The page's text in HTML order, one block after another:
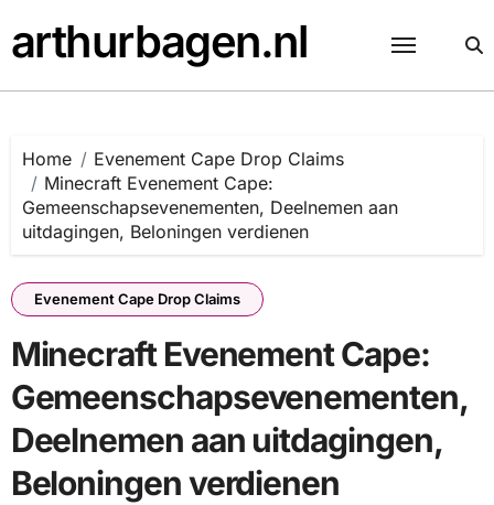
to
content
arthurbagen.nl
Home
Evenement Cape Drop Claims
Minecraft Evenement Cape:
Gemeenschapsevenementen, Deelnemen aan
uitdagingen, Beloningen verdienen
Evenement Cape Drop Claims
Minecraft Evenement Cape:
Gemeenschapsevenementen,
Deelnemen aan uitdagingen,
Beloningen verdienen